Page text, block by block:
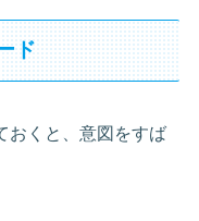
ド
おくと、意図をすば